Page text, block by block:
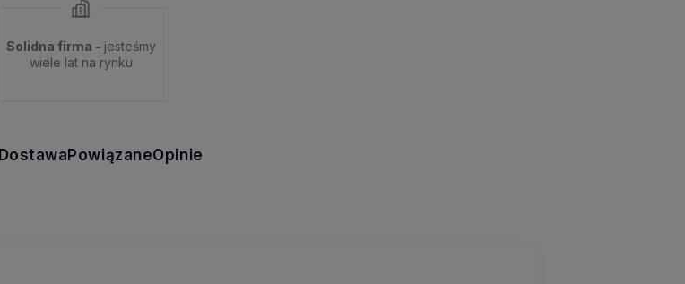
Solidna firma - jesteśmy
wiele lat na rynku
Dostawa PowiązaneOpinie